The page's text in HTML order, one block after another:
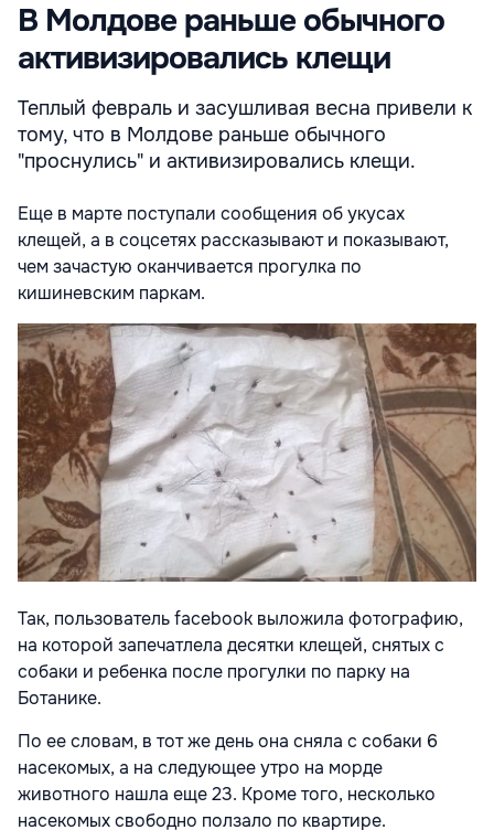
В Молдове раньше обычного
активизировались клещи
Теплый февраль и засушливая весна привели к
тому, что в Молдове раньше обычного
"проснулись" и активизировались клещи.
Еще в марте поступали сообщения об укусах
клещей, а в соцсетях рассказывают и показывают,
чем зачастую оканчивается прогулка по
кишиневским паркам.
Так, пользователь facebook выложила фотографию,
на которой запечатлела десятки клещей, снятых с
собаки и ребенка после прогулки по парку на
Ботанике.
По ее словам, в тот же день она сняла с собаки 6
насекомых, а на следующее утро на морде
животного нашла еще 23. Кроме того, несколько
насекомых свободно ползало по квартире.